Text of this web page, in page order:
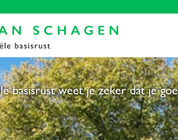
basisrust weet je zeker dat je